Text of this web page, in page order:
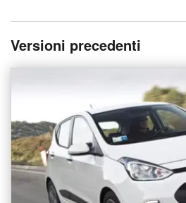
Versioni precedenti